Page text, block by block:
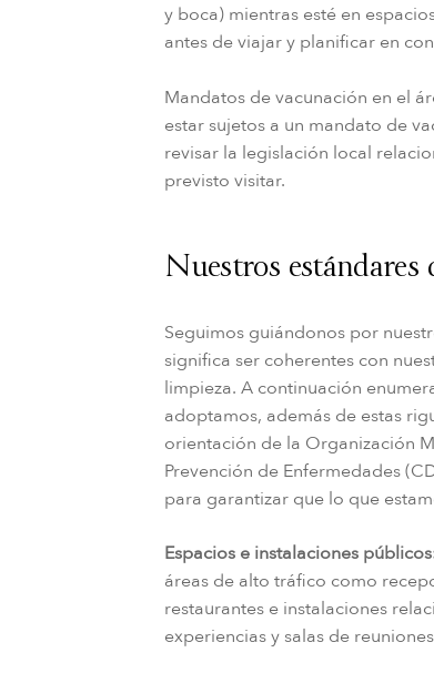
y boca) mientras esté en
antes de viajar y planificar en
Mandatos de vacunación en el
estar sujetos a un mandato de
revisar la legislación local
previsto visitar.
Nuestros
Seguimos guiándonos por
significa ser coherentes con
limpieza. A continuación
adoptamos, además de estas
orientación de la Organización
Prevención de Enfermedades
para garantizar que lo que
Espacios e instalaciones
áreas de alto tráfico como
restaurantes e instalaciones
experiencias y salas de